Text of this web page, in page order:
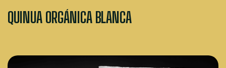
QUINUA ORGÁNICA BLANCA